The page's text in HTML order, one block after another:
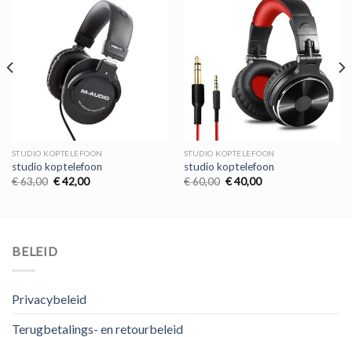
STUDIO KOPTELEFOON
studio koptelefoon
€63,00 Oorspronkelijke
€42,00Huidige
STUDIO KOPTELEFOON
studio koptelefoon
€60,00 Oorspronkelijke
€40,00Huidige
BELEID
Privacybeleid
Terugbetalings- en retourbeleid